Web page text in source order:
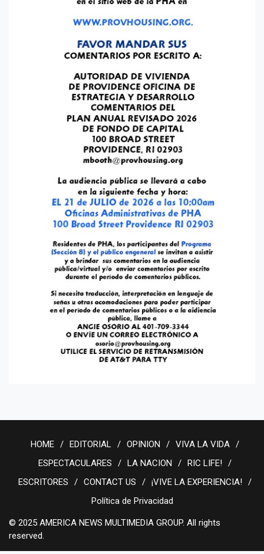
HOME EDITORIAL OPINION
VIVA LA VIDA
ESPECTACULARES
LA NACION
RIC LIFE!
ESCRITORES
CONTACT US
¡VIVE LA EXPERIENCIA!
Política de Privacidad
© 2025 AMERICA NEWS MULTIMEDIA GROUP. All rights
reserved.